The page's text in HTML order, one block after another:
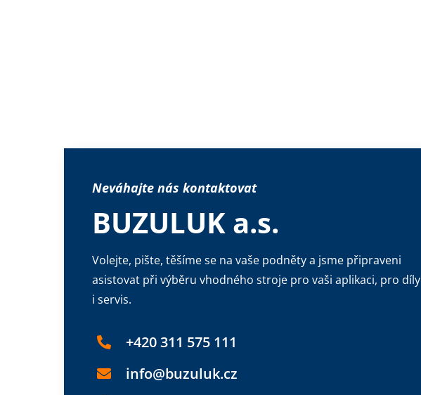
Neváhajte nás kontaktovat
BUZULUK a.s.
Volejte, pište, těšíme se na vaše podněty a jsme připraveni
asistovat při výběru vhodného stroje pro vaši aplikaci, pro díly
i servis.
+420 311 575 111
info@buzuluk.cz